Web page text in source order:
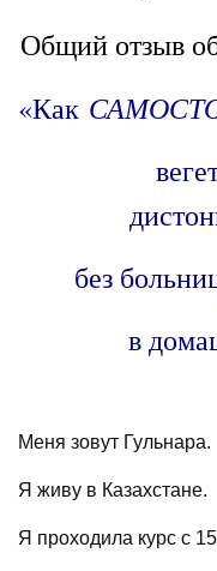
Общий отзыв
«Как
без
в
Меня зовут Гульнара.
Я живу в Казахстане.
Я проходила курс с